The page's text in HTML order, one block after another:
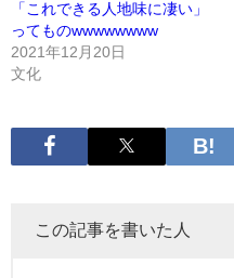
「これできる人地味に凄い」
ってものwwwwwwww
2021年12月20日
文化
この記事を書いた人